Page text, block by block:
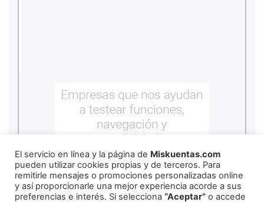
El servicio en línea y la página de Miskuentas.com
pueden utilizar cookies propias y de terceros. Para
remitirle mensajes o promociones personalizadas online
y así proporcionarle una mejor experiencia acorde a sus
preferencias e interés. Si selecciona “Aceptar” o accede